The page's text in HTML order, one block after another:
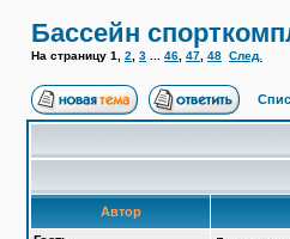
Бассейн
На страницу 1 2 3 46 47 48 След.
Автор